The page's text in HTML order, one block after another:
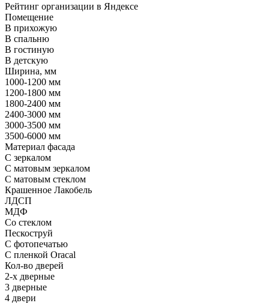
Рейтинг организации в Яндексе
Помещение
В прихожую
В спальню
В гостиную
В детскую
Ширина, мм
1000-1200 мм
1200-1800 мм
1800-2400 мм
2400-3000 мм
3000-3500 мм
3500-6000 мм
Материал фасада
С зеркалом
С матовым зеркалом
С матовым стеклом
Крашенное Лакобель
ЛДСП
МДФ
Со стеклом
Пескоструй
С фотопечатью
С пленкой Oracal
Кол-во дверей
2-х дверные
3 дверные
4 двери